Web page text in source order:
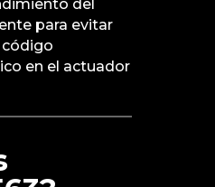
del
para evitar
en el actuador